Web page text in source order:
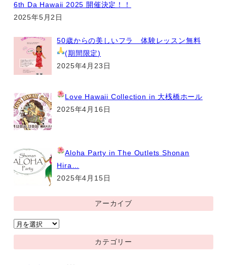
6th Da Hawaii 2025 開催決定！！
2025年5月2日
50歳からの美しいフラ 体験レッスン無料
(期間限定)
2025年4月23日
Love Hawaii Collection in 大桟橋ホール
2025年4月16日
Aloha Party in The Outlets Shonan
Hira…
2025年4月15日
アーカイブ
ア
ー
カ
カテゴリー